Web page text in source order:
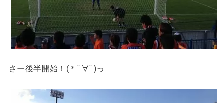
さー後半開始！(＊ﾟ∀ﾟ)っ